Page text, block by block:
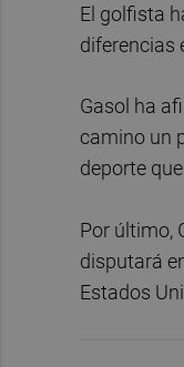
El golfista
diferencias
Gasol ha
camino un
deporte
Por último,
disputará
Estados